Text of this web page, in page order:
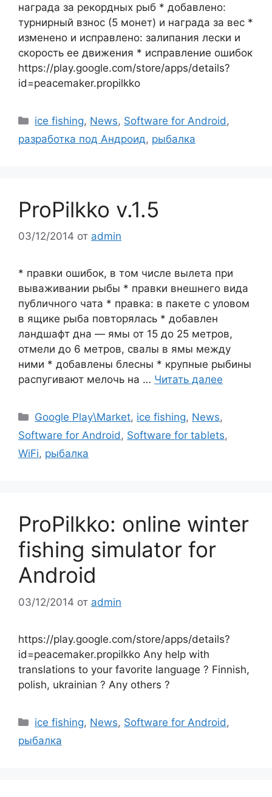
награда за рекордных рыб * добавлено:
турнирный взнос (5 монет) и награда за вес *
изменено и исправлено: залипания лески и
скорость ее движения * исправление ошибок
https://play.google.com/store/apps/details?
id=peacemaker.propilkko
Рубрики
ice fishing, News, Software for Android ,
разработка под Андроид, рыбалка
ProPilkko v.1.5
03/12/2014 от admin
* правки ошибок, в том числе вылета при
вываживании рыбы * правки внешнего вида
публичного чата * правка: в пакете с уловом
в ящике рыба повторялась * добавлен
ландшафт дна — ямы от 15 до 25 метров,
отмели до 6 метров, свалы в ямы между
ними * добавлены блесны * крупные рыбины
распугивают мелочь на … Читать далее
Рубрики
Google Play\Market, ice fishing, News,
Software for Android, Software for tablets,
WiFi, рыбалка
ProPilkko: online winter
fishing simulator for
Android
03/12/2014 от admin
https://play.google.com/store/apps/details?
id=peacemaker.propilkko Any help with
translations to your favorite language ? Finnish,
polish, ukrainian ? Any others ?
Рубрики
ice fishing, News, Software for Android ,
рыбалка